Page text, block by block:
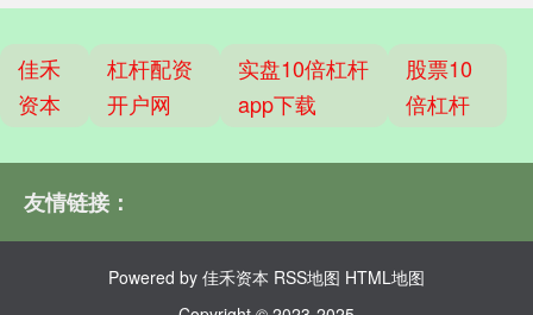
佳禾
资本
杠杆配资
开户网
实盘10倍杠杆
app下载
股票10
倍杠杆
友情链接：
Powered by 佳禾资本 RSS地图 HTML地图